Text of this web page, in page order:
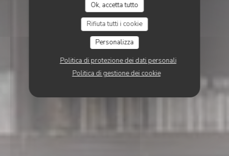
Ok, accetta tutto
Rifiuta tutti i cookie
Personalizza
Politica di protezione dei dati personali
Politica di gestione dei cookie